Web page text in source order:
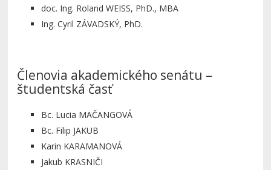
doc. Ing. Roland WEISS, PhD., MBA
Ing. Cyril ZÁVADSKÝ, PhD.
Členovia akademického senátu –
študentská časť
Bc. Lucia MAČANGOVÁ
Bc. Filip JAKUB
Karin KARAMANOVÁ
Jakub KRASNIČI